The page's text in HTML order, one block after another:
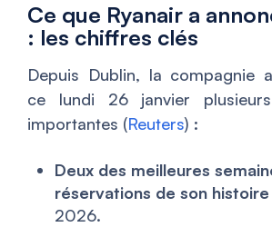
Ce que Ryanair a
: les chiffres clés
Depuis Dublin, la compagnie
ce lundi 26 janvier
importantes (Reuters) :
Deux des meilleures
réservations de son histoire
2026.